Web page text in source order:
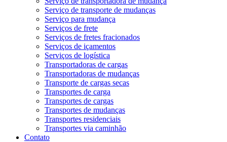
Serviço de transporte de mudanças
Serviço para mudança
Serviços de frete
Serviços de fretes fracionados
Serviços de içamentos
Serviços de logística
Transportadoras de cargas
Transportadoras de mudanças
Transporte de cargas secas
Transportes de carga
Transportes de cargas
Transportes de mudanças
Transportes residenciais
Transportes via caminhão
Contato